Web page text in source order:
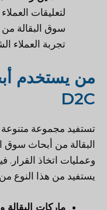
لتعليقات
تجربة العملاء
من يستخدم
D2C
تستفيد مجموعة
وعمليات اتخاذ
يستفيد من هذا النوع
ماركات